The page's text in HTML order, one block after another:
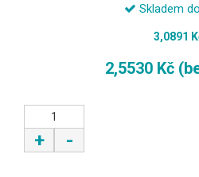
Skladem
3,0891
2,5530 Kč
+ -